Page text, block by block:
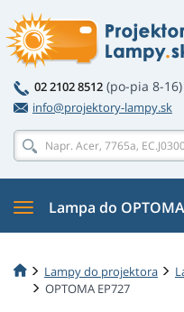
02 2102 8512 (po-pia 8-16)
info@projektory-lampy.sk
Lampa do
Lampy do projektora
OPTOMA EP727